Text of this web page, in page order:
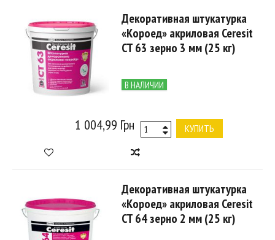
Декоративная штукатурка
«Короед» акриловая Ceresit
CT 63 зерно 3 мм (25 кг)
В НАЛИЧИИ
1 004,99 Грн КУПИТЬ
Декоративная штукатурка
«Короед» акриловая Ceresit
CT 64 зерно 2 мм (25 кг)